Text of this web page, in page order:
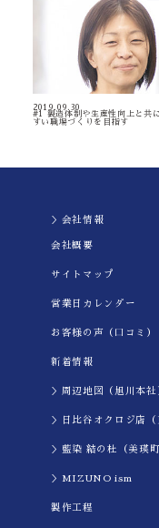
2019.09.30
#1 製造体制や生産性向上と共
すい職場づくりを目指す
＞会社情報
会社概要
サイトマップ
営業日カレンダー
お客様の声（口コミ）
新着情報
＞周辺地図（旭川本社
＞日比谷オクロジ店（
＞藍染 結の杜（美瑛町
＞MIZUNO ism
製作工程